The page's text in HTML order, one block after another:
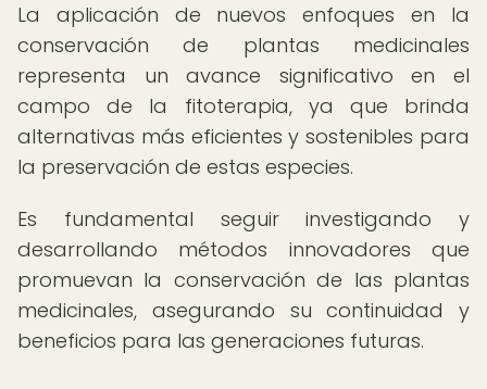
La aplicación de nuevos enfoques en la
conservación de plantas medicinales
representa un avance significativo en el
campo de la fitoterapia, ya que brinda
alternativas más eficientes y sostenibles para
la preservación de estas especies.
Es fundamental seguir investigando y
desarrollando métodos innovadores que
promuevan la conservación de las plantas
medicinales, asegurando su continuidad y
beneficios para las generaciones futuras.